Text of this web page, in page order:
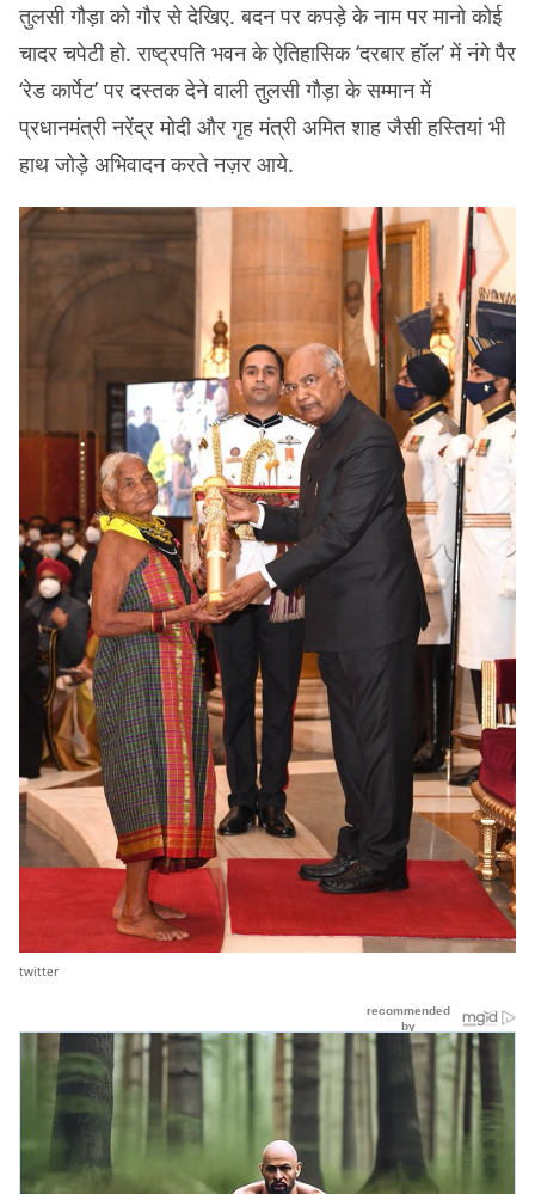
तुलसी गौड़ा को गौर से देखिए. बदन पर कपड़े के नाम पर मानो कोई
चादर चपेटी हो. राष्ट्रपति भवन के ऐतिहासिक ‘दरबार हॉल’ में नंगे पैर
‘रेड कार्पेट’ पर दस्तक देने वाली तुलसी गौड़ा के सम्मान में
प्रधानमंत्री नरेंद्र मोदी और गृह मंत्री अमित शाह जैसी हस्तियां भी
हाथ जोड़े अभिवादन करते नज़र आये.
twitter